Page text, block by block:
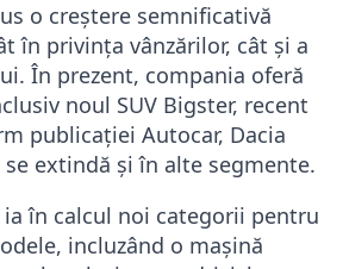
o creștere semnificativă
în privința vânzărilor, cât și a
În prezent, compania oferă
noul SUV Bigster, recent
publicației Autocar, Dacia
extindă și în alte segmente.
ia în calcul noi categorii pentru
incluzând o mașină